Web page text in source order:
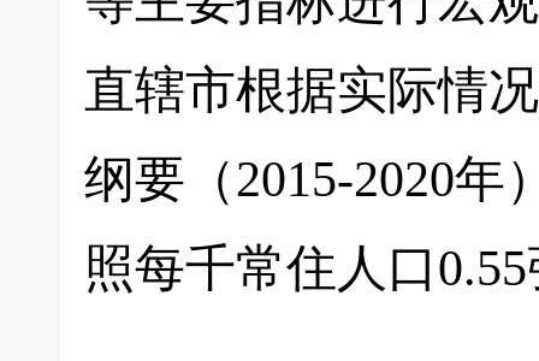
直辖市根据实际情
纲要（2015-2020
照每千常住人口